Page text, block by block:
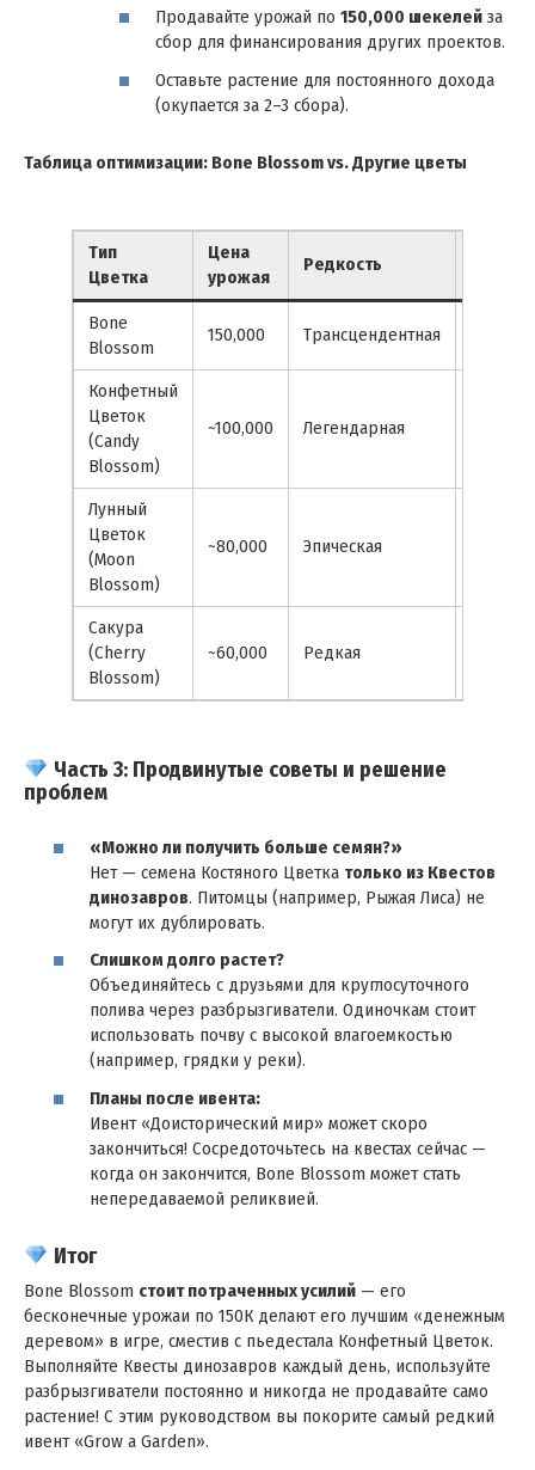
Продавайте урожай по 150,000 шекелей за
сбор для финансирования других проектов.
Оставьте растение для постоянного дохода
(окупается за 2–3 сбора).
Таблица оптимизации: Bone Blossom vs. Другие цветы
Тип
Цветка
Цена
урожая
Редкость
Bone
Blossom
150,000 Трансцендентная
Конфетный
Цветок
(Candy
Blossom)
~100,000 Легендарная
Лунный
Цветок
(Moon
Blossom)
~80,000 Эпическая
Сакура
(Cherry
Blossom)
~60,000 Редкая
Часть 3: Продвинутые советы и решение
проблем
«Можно ли получить больше семян?»
Нет — семена Костяного Цветка только из Квестов
динозавров. Питомцы (например, Рыжая Лиса) не
могут их дублировать.
Слишком долго растет?
Объединяйтесь с друзьями для круглосуточного
полива через разбрызгиватели. Одиночкам стоит
использовать почву с высокой влагоемкостью
(например, грядки у реки).
Планы после ивента:
Ивент «Доисторический мир» может скоро
закончиться! Сосредоточьтесь на квестах сейчас —
когда он закончится, Bone Blossom может стать
непередаваемой реликвией.
Итог
Bone Blossom стоит потраченных усилий — его
бесконечные урожаи по 150К делают его лучшим «денежным
деревом» в игре, сместив с пьедестала Конфетный Цветок.
Выполняйте Квесты динозавров каждый день, используйте
разбрызгиватели постоянно и никогда не продавайте само
растение! С этим руководством вы покорите самый редкий
ивент «Grow a Garden».